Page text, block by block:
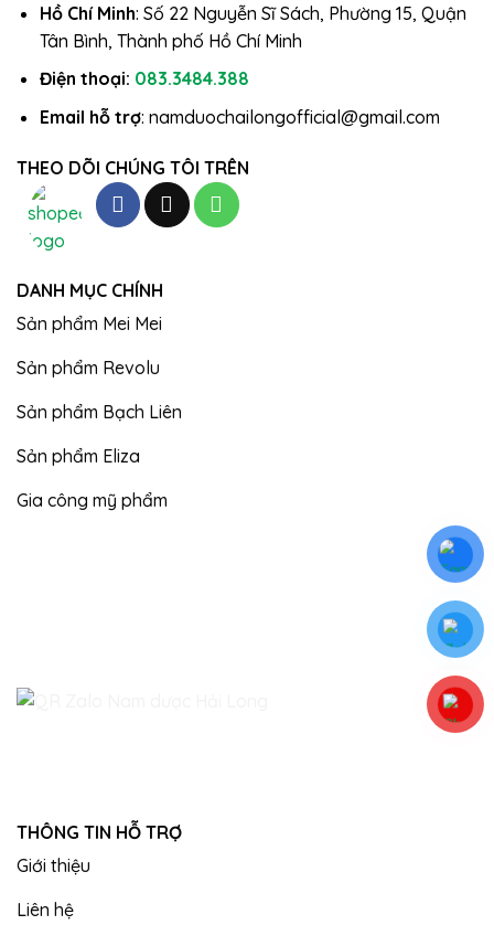
Hồ Chí Minh: Số 22 Nguyễn Sĩ Sách, Phường 15, Quận
Tân Bình, Thành phố Hồ Chí Minh
Điện thoại: 083.3484.388
Email hỗ trợ: namduochailongofficial@gmail.com
THEO DÕI CHÚNG TÔI TRÊN
DANH MỤC CHÍNH
Sản phẩm Mei Mei
Sản phẩm Revolu
Sản phẩm Bạch Liên
Sản phẩm Eliza
Gia công mỹ phẩm
THÔNG TIN HỖ TRỢ
Giới thiệu
Liên hệ